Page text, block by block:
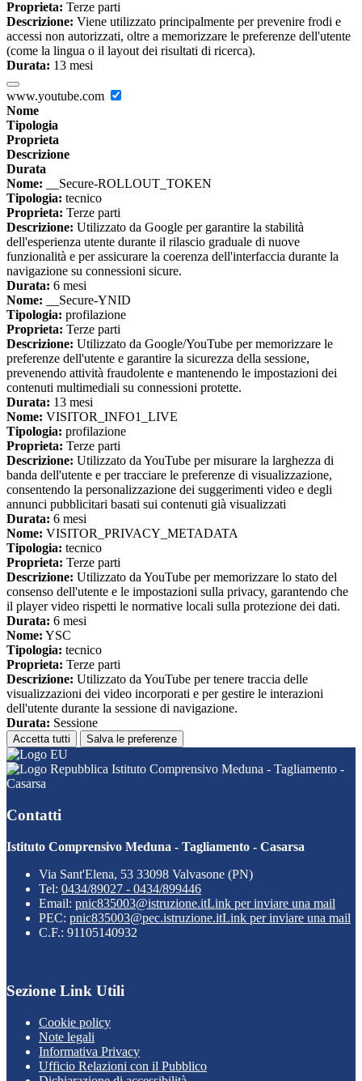
Proprieta: Terze parti
Descrizione: Viene utilizzato principalmente per prevenire frodi e
accessi non autorizzati, oltre a memorizzare le preferenze dell'utente
(come la lingua o il layout dei risultati di ricerca).
Durata: 13 mesi
www.youtube.com
Nome
Tipologia
Proprieta
Descrizione
Durata
Nome: __Secure-ROLLOUT_TOKEN
Tipologia: tecnico
Proprieta: Terze parti
Descrizione: Utilizzato da Google per garantire la stabilità
dell'esperienza utente durante il rilascio graduale di nuove
funzionalità e per assicurare la coerenza dell'interfaccia durante la
navigazione su connessioni sicure.
Durata: 6 mesi
Nome: __Secure-YNID
Tipologia: profilazione
Proprieta: Terze parti
Descrizione: Utilizzato da Google/YouTube per memorizzare le
preferenze dell'utente e garantire la sicurezza della sessione,
prevenendo attività fraudolente e mantenendo le impostazioni dei
contenuti multimediali su connessioni protette.
Durata: 13 mesi
Nome: VISITOR_INFO1_LIVE
Tipologia: profilazione
Proprieta: Terze parti
Descrizione: Utilizzato da YouTube per misurare la larghezza di
banda dell'utente e per tracciare le preferenze di visualizzazione,
consentendo la personalizzazione dei suggerimenti video e degli
annunci pubblicitari basati sui contenuti già visualizzati
Durata: 6 mesi
Nome: VISITOR_PRIVACY_METADATA
Tipologia: tecnico
Proprieta: Terze parti
Descrizione: Utilizzato da YouTube per memorizzare lo stato del
consenso dell'utente e le impostazioni sulla privacy, garantendo che
il player video rispetti le normative locali sulla protezione dei dati.
Durata: 6 mesi
Nome: YSC
Tipologia: tecnico
Proprieta: Terze parti
Descrizione: Utilizzato da YouTube per tenere traccia delle
visualizzazioni dei video incorporati e per gestire le interazioni
dell'utente durante la sessione di navigazione.
Durata: Sessione
Accetta tutti Salva le preferenze
Istituto Comprensivo Meduna - Tagliamento -
Casarsa
Contatti
Istituto Comprensivo Meduna - Tagliamento - Casarsa
Via Sant'Elena, 53 33098 Valvasone (PN)
Tel: 0434/89027 - 0434/899446
Email: pnic835003@istruzione.itLink per inviare una mail
PEC: pnic835003@pec.istruzione.itLink per inviare una mail
C.F.: 91105140932
Sezione Link Utili
Cookie policy
Note legali
Informativa Privacy
Ufficio Relazioni con il Pubblico